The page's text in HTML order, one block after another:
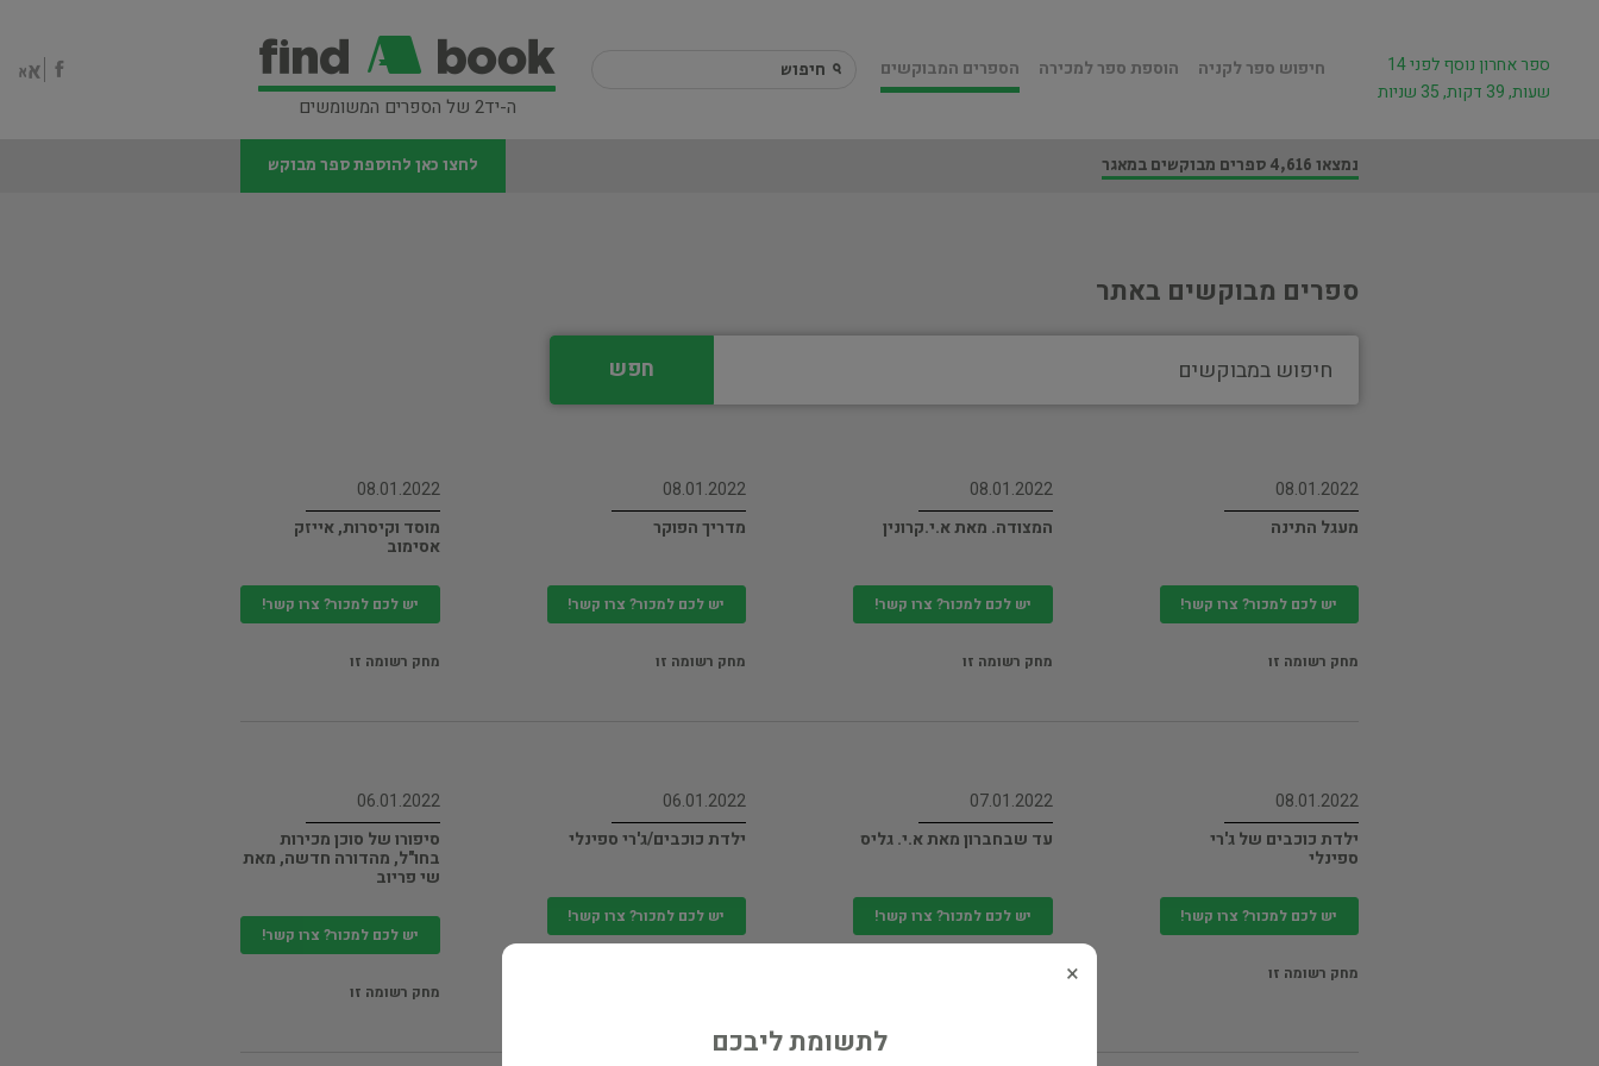
ה-יד2 של הספרים המשומשים
חיפוש ספר לקניה הוספת ספר למכירה הספרים המבוקשים
ספר אחרון נוסף לפני 14
שעות, 39 דקות, 35 שניות
נמצאו 4,616 ספרים מבוקשים במאגר לחצו כאן להוספת ספר מבוקש
ספרים מבוקשים באתר
חפש
08.01.2022
מעגל התינה
יש לכם למכור? צרו קשר!
מחק רשומה זו
08.01.2022
המצודה. מאת א.י.קרונין
יש לכם למכור? צרו קשר!
מחק רשומה זו
08.01.2022
מדריך הפוקר
יש לכם למכור? צרו קשר!
מחק רשומה זו
08.01.2022
מוסד וקיסרות, אייזק
אסימוב
יש לכם למכור? צרו קשר!
מחק רשומה זו
08.01.2022
ילדת כוכבים של ג'רי
ספינלי
יש לכם למכור? צרו קשר!
מחק רשומה זו
07.01.2022
עד שבחברון מאת א.י. גליס
יש לכם למכור? צרו קשר!
06.01.2022
ילדת כוכבים/ג'רי ספינלי
יש לכם למכור? צרו קשר!
06.01.2022
סיפורו של סוכן מכירות
בחו"ל, מהדורה חדשה, מאת
שי פריוב
יש לכם למכור? צרו קשר!
מחק רשומה זו
×
לתשומת ליבכם